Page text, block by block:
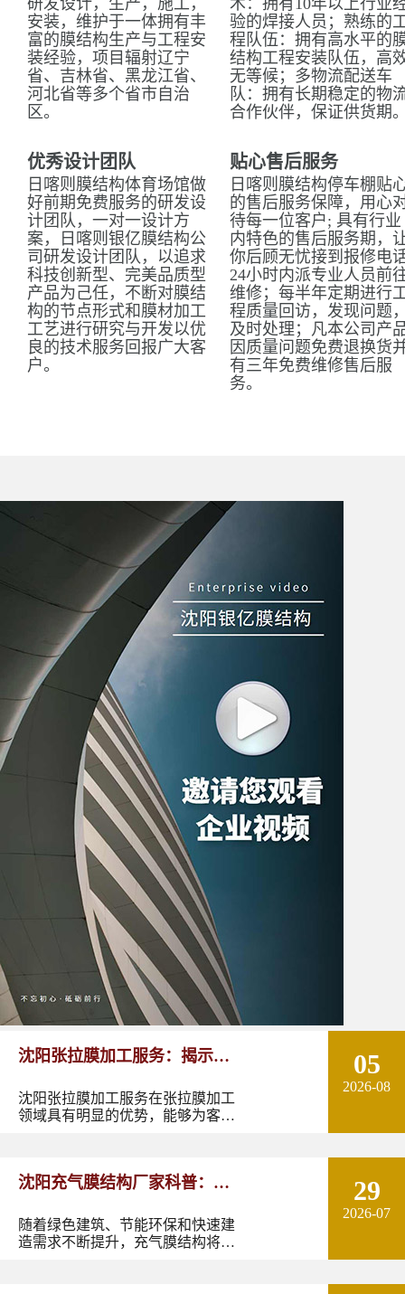
研发设计，生产，施工，
安装，维护于一体拥有丰
富的膜结构生产与工程安
装经验，项目辐射辽宁
省、吉林省、黑龙江省、
河北省等多个省市自治
区。
优秀设计团队
日喀则膜结构体育场馆做
好前期免费服务的研发设
计团队，一对一设计方
案，日喀则银亿膜结构公
司研发设计团队，以追求
科技创新型、完美品质型
产品为己任，不断对膜结
构的节点形式和膜材加工
工艺进行研究与开发以优
良的技术服务回报广大客
户。
术：拥有10年以上行业
验的焊接人员；熟练的
程队伍：拥有高水平的
结构工程安装队伍，高
无等候；多物流配送车
队：拥有长期稳定的物
合作伙伴，保证供货期
贴心售后服务
日喀则膜结构停车棚贴
的售后服务保障，用心
待每一位客户; 具有行业
内特色的售后服务期，
你后顾无忧接到报修电
24小时内派专业人员前
维修；每半年定期进行
程质量回访，发现问题
及时处理；凡本公司产
因质量问题免费退换货
有三年免费维修售后服
务。
沈阳张拉膜加工服务：揭示张
拉膜加工的实用优势
沈阳张拉膜加工服务在张拉膜加工
领域具有明显的优势，能够为客户
发出独特的魅力。
05
2026-08
沈阳充气膜结构厂家科普：了
解充气膜建筑优势、价格及应
用领域
随着绿色建筑、节能环保和快速建
造需求不断提升，充气膜结构将在
29
2026-07